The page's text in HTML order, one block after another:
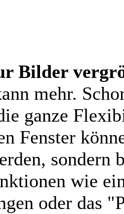
Bilder
mehr.
ganze
Fenster
wie
oder das